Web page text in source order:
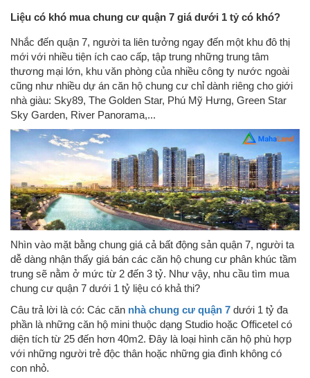
Liệu có khó mua chung cư quận 7 giá dưới 1 tỷ có khó?
Nhắc đến quận 7, người ta liên tưởng ngay đến một khu đô thị
mới với nhiều tiện ích cao cấp, tập trung những trung tâm
thương mại lớn, khu văn phòng của nhiều công ty nước ngoài
cũng như nhiều dự án căn hộ chung cư chỉ dành riêng cho giới
nhà giàu: Sky89, The Golden Star, Phú Mỹ Hưng, Green Star
Sky Garden, River Panorama,...
Nhìn vào mặt bằng chung giá cả bất động sản quận 7, người ta
dễ dàng nhận thấy giá bán các căn hộ chung cư phân khúc tầm
trung sẽ nằm ở mức từ 2 đến 3 tỷ. Như vậy, nhu cầu tìm mua
chung cư quận 7 dưới 1 tỷ liệu có khả thi?
Câu trả lời là có: Các căn nhà chung cư quận 7 dưới 1 tỷ đa
phần là những căn hộ mini thuộc dạng Studio hoặc Officetel có
diện tích từ 25 đến hơn 40m2. Đây là loại hình căn hộ phù hợp
với những người trẻ độc thân hoặc những gia đình không có
con nhỏ.